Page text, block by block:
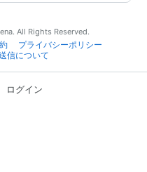
All Rights Reserved.
プライバシーポリシー
信について
ログイン